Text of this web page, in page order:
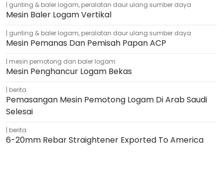
gunting & baler logam, peralatan daur ulang sumber daya
Mesin Baler Logam Vertikal
gunting & baler logam, peralatan daur ulang sumber daya
Mesin Pemanas Dan Pemisah Papan ACP
mesin pemotong dan baler logam
Mesin Penghancur Logam Bekas
berita
Pemasangan Mesin Pemotong Logam Di Arab Saudi
Selesai
berita
6-20mm Rebar Straightener Exported To America